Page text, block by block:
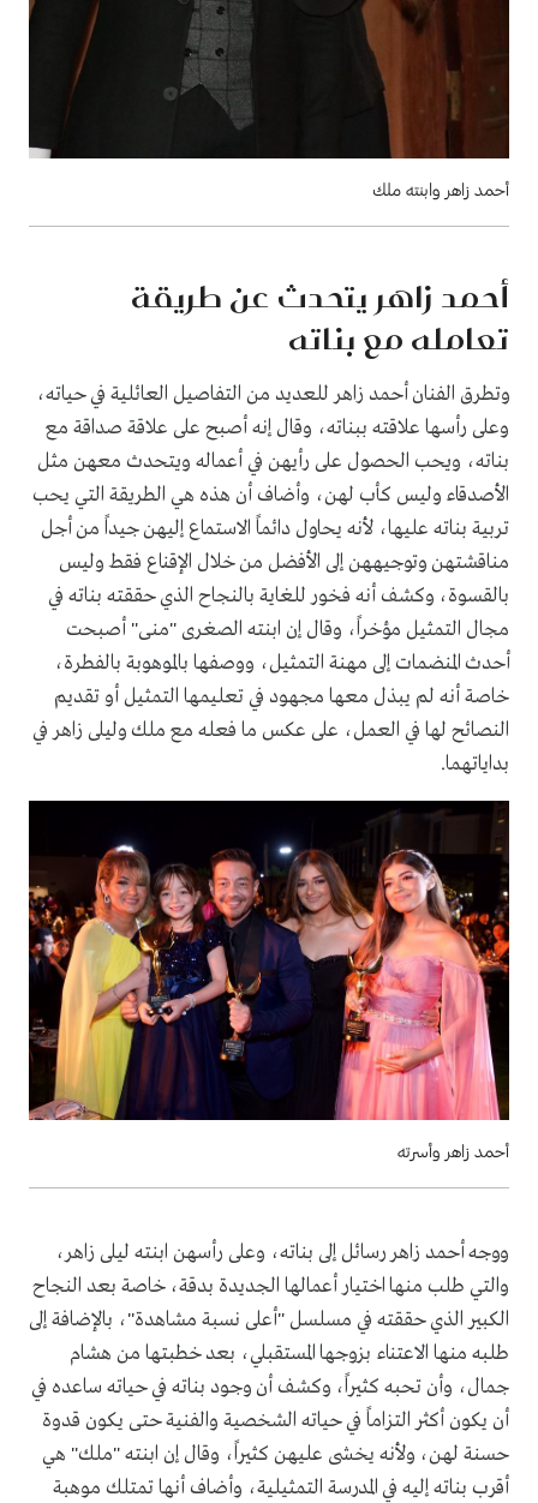
أحمد زاهر وابنته ملك
أحمد زاهر يتحدث عن طريقة
تعامله مع بناته
وتطرق الفنان أحمد زاهر للعديد من التفاصيل العائلية في حياته،
وعلى رأسها علاقته ببناته، وقال إنه أصبح على علاقة صداقة مع
بناته، ويحب الحصول على رأيهن في أعماله ويتحدث معهن مثل
الأصدقاء وليس كأب لهن، وأضاف أن هذه هي الطريقة التي يحب
تربية بناته عليها، لأنه يحاول دائماً الاستماع إليهن جيداً من أجل
مناقشتهن وتوجيههن إلى الأفضل من خلال الإقناع فقط وليس
بالقسوة، وكشف أنه فخور للغاية بالنجاح الذي حققته بناته في
مجال التمثيل مؤخراً، وقال إن ابنته الصغرى "منى" أصبحت
أحدث المنضمات إلى مهنة التمثيل، ووصفها بالموهوبة بالفطرة،
خاصة أنه لم يبذل معها مجهود في تعليمها التمثيل أو تقديم
النصائح لها في العمل، على عكس ما فعله مع ملك وليلى زاهر في
بداياتهما.
أحمد زاهر وأسرته
ووجه أحمد زاهر رسائل إلى بناته، وعلى رأسهن ابنته ليلى زاهر،
والتي طلب منها اختيار أعمالها الجديدة بدقة، خاصة بعد النجاح
الكبير الذي حققته في مسلسل "أعلى نسبة مشاهدة"، بالإضافة إلى
طلبه منها الاعتناء بزوجها المستقبلي، بعد خطبتها من هشام
جمال، وأن تحبه كثيراً، وكشف أن وجود بناته في حياته ساعده في
أن يكون أكثر التزاماً في حياته الشخصية والفنية حتى يكون قدوة
حسنة لهن، ولأنه يخشى عليهن كثيراً، وقال إن ابنته "ملك" هي
أقرب بناته إليه في المدرسة التمثيلية، وأضاف أنها تمتلك موهبة